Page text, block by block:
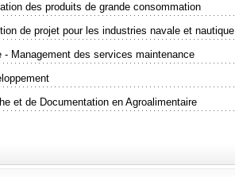
des produits de grande consommation
de projet pour les industries navale et nautique
Management des services maintenance
et de Documentation en Agroalimentaire